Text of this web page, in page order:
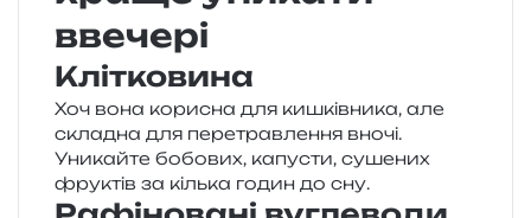
ввечері
Клітковина
Хоч вона кори­сна для кишків­ни­ка, але
скла­дна для пере­трав­ле­н­ня вночі.
Уникайте бобо­вих, капу­сти, суше­них
фру­ктів за кіль­ка годин до сну.